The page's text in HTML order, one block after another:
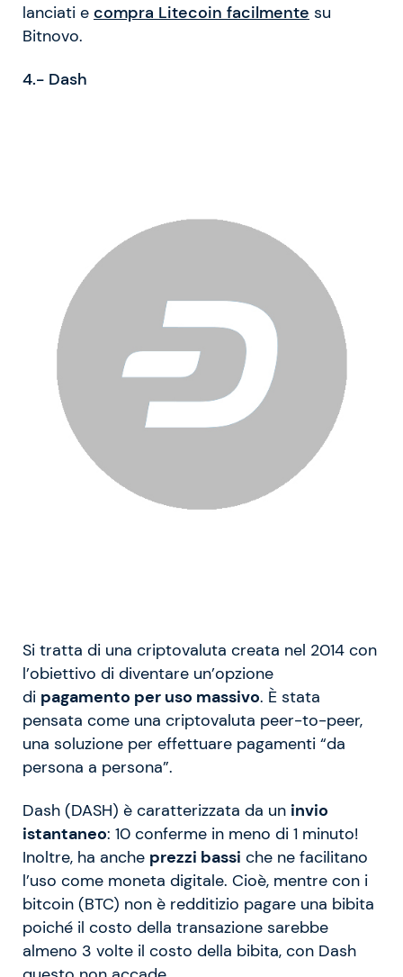
lanciati e compra Litecoin facilmente su
Bitnovo.
4.- Dash
Si tratta di una criptovaluta creata nel 2014 con
l’obiettivo di diventare un’opzione
di pagamento per uso massivo. È stata
pensata come una criptovaluta peer-to-peer,
una soluzione per effettuare pagamenti “da
persona a persona”.
Dash (DASH) è caratterizzata da un invio
istantaneo: 10 conferme in meno di 1 minuto!
Inoltre, ha anche prezzi bassi che ne facilitano
l’uso come moneta digitale. Cioè, mentre con i
bitcoin (BTC) non è redditizio pagare una bibita
poiché il costo della transazione sarebbe
almeno 3 volte il costo della bibita, con Dash